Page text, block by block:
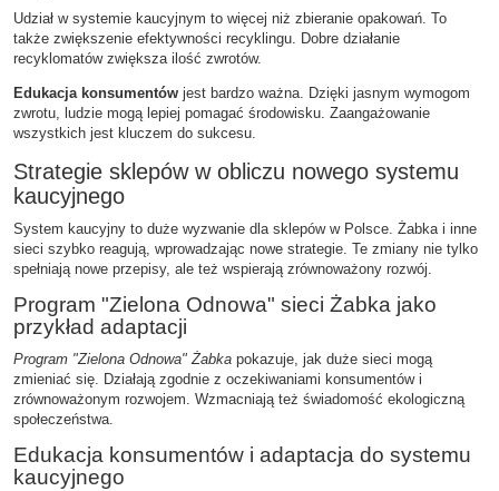
Udział w systemie kaucyjnym to więcej niż zbieranie opakowań. To
także zwiększenie efektywności recyklingu. Dobre działanie
recyklomatów zwiększa ilość zwrotów.
Edukacja konsumentów jest bardzo ważna. Dzięki jasnym wymogom
zwrotu, ludzie mogą lepiej pomagać środowisku. Zaangażowanie
wszystkich jest kluczem do sukcesu.
Strategie sklepów w obliczu nowego systemu
kaucyjnego
System kaucyjny to duże wyzwanie dla sklepów w Polsce. Żabka i inne
sieci szybko reagują, wprowadzając nowe strategie. Te zmiany nie tylko
spełniają nowe przepisy, ale też wspierają zrównoważony rozwój.
Program "Zielona Odnowa" sieci Żabka jako
przykład adaptacji
Program "Zielona Odnowa" Żabka pokazuje, jak duże sieci mogą
zmieniać się. Działają zgodnie z oczekiwaniami konsumentów i
zrównoważonym rozwojem. Wzmacniają też świadomość ekologiczną
społeczeństwa.
Edukacja konsumentów i adaptacja do systemu
kaucyjnego